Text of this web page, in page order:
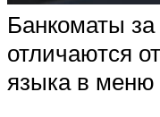
Банкоматы
отличаются
языка в меню